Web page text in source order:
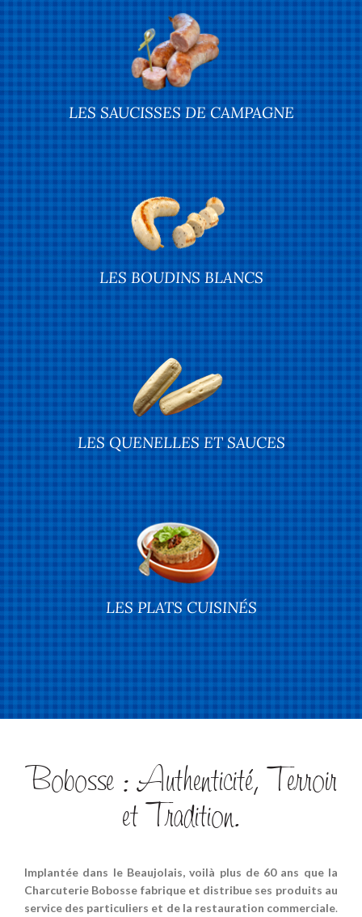
LES SAUCISSES DE CAMPAGNE
LES BOUDINS BLANCS
LES QUENELLES ET SAUCES
LES PLATS CUISINÉS
Bobosse : Authenticité, Terroir
et Tradition.
Implantée dans le Beaujolais, voilà plus de 60 ans que la
Charcuterie Bobosse fabrique et distribue ses produits au
service des particuliers et de la restauration commerciale.